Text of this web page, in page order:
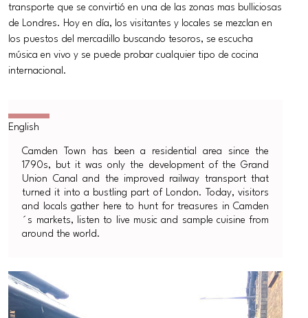
transporte que se convirtió en una de las zonas mas bulliciosas
de Londres. Hoy en día, los visitantes y locales se mezclan en
los puestos del mercadillo buscando tesoros, se escucha
música en vivo y se puede probar cualquier tipo de cocina
internacional.
Camden Town has been a residential area since the
1790s, but it was only the development of the Grand
Union Canal and the improved railway transport that
turned it into a bustling part of London. Today, visitors
and locals gather here to hunt for treasures in Camden
´s markets, listen to live music and sample cuisine from
around the world.